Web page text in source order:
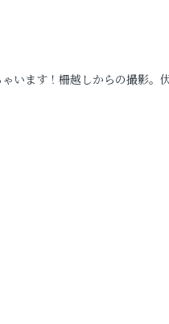
います！柵越しからの撮影。